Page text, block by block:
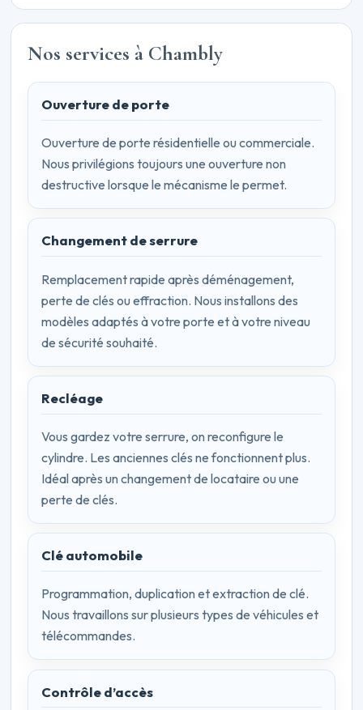
Nos services à Chambly
Ouverture de porte
Ouverture de porte résidentielle ou commerciale.
Nous privilégions toujours une ouverture non
destructive lorsque le mécanisme le permet.
Changement de serrure
Remplacement rapide après déménagement,
perte de clés ou effraction. Nous installons des
modèles adaptés à votre porte et à votre niveau
de sécurité souhaité.
Recléage
Vous gardez votre serrure, on reconfigure le
cylindre. Les anciennes clés ne fonctionnent plus.
Idéal après un changement de locataire ou une
perte de clés.
Clé automobile
Programmation, duplication et extraction de clé.
Nous travaillons sur plusieurs types de véhicules et
télécommandes.
Contrôle d’accès